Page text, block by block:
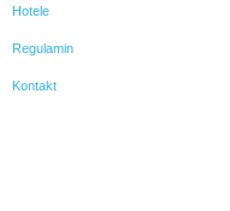
Hotele
Regulamin
Kontakt